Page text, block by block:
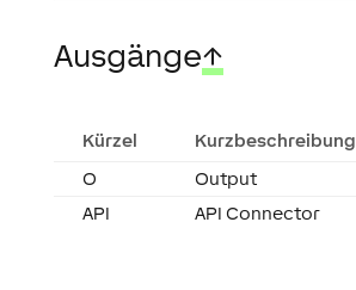
Ausgänge↑
Kürzel Kurzbeschreibung
O
Output
API
API Connector